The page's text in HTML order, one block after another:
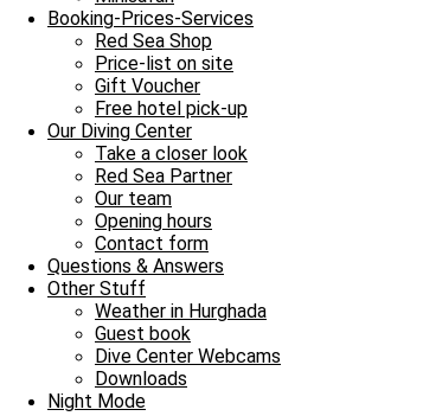
Booking-Prices-Services
Red Sea Shop
Price-list on site
Gift Voucher
Free hotel pick-up
Our Diving Center
Take a closer look
Red Sea Partner
Our team
Opening hours
Contact form
Questions & Answers
Other Stuff
Weather in Hurghada
Guest book
Dive Center Webcams
Downloads
Night Mode
23. February 2026No Comments
Our Daily Dive Trips
Entspanntes Tauchen und und eine
Bitte einmal aktualisieren, um den Inhalt richtig
Read more »
22. February 2026No Comments
Our Daily Dive Trips
Nicht nur wir genossen unser
Bitte einmal aktualisieren, um den Inhalt richtig
Read more »
21. February 2026